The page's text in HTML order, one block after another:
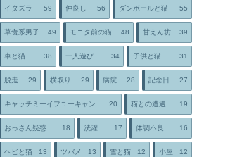
イタズラ 59 仲良し 56 ダンボールと猫 55
草食系男子 49 モニタ前の猫 48 甘えん坊 39
車と猫 38 一人遊び 34 子供と猫 31
脱走 29 横取り 29 病院 28 記念日 27
キャッチミーイフユーキャン 20 猫との遭遇 19
おっさん疑惑 18 洗濯 17 体調不良 16
ヘビと猫 13 ツバメ 13 雪と猫 12 小屋 12